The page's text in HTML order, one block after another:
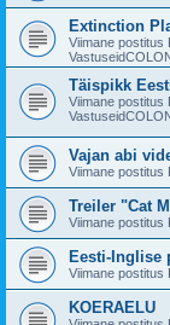
Extinction
Viimane postitus
Täispikk
Viimane postitus
Vajan abi
Viimane postitus
Treiler "Cat
Viimane postitus
Eesti-Inglise
Viimane postitus
KOERAELU